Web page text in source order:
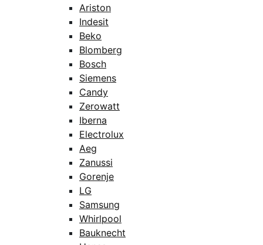
Ariston
Indesit
Beko
Blomberg
Bosch
Siemens
Candy
Zerowatt
Iberna
Electrolux
Aeg
Zanussi
Gorenje
LG
Samsung
Whirlpool
Bauknecht